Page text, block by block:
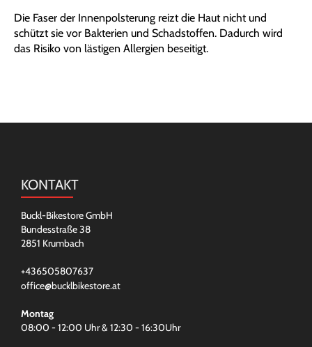
Die Faser der Innenpolsterung reizt die Haut nicht und
schützt sie vor Bakterien und Schadstoffen. Dadurch wird
das Risiko von lästigen Allergien beseitigt.
KONTAKT
Buckl-Bikestore GmbH
Bundesstraße 38
2851 Krumbach
+436505807637
office@bucklbikestore.at
Montag
08:00 - 12:00 Uhr & 12:30 - 16:30Uhr